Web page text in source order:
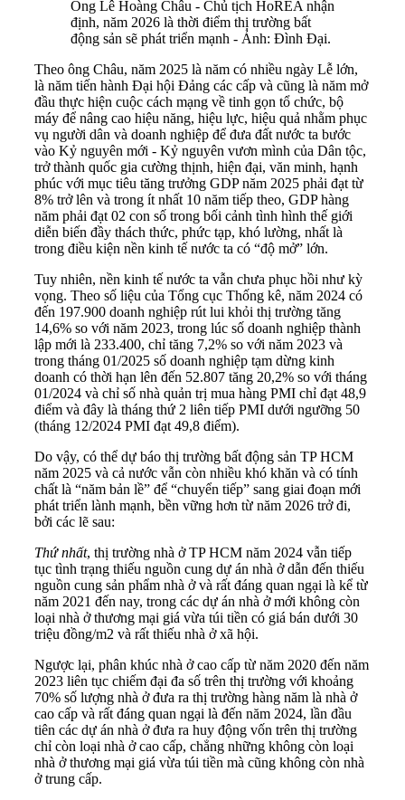
Ông Lê Hoàng Châu - Chủ tịch HoREA nhận
định, năm 2026 là thời điểm thị trường bất
động sản sẽ phát triển mạnh - Ảnh: Đình Đại.
Theo ông Châu, năm 2025 là năm có nhiều ngày Lễ lớn,
là năm tiến hành Đại hội Đảng các cấp và cũng là năm mở
đầu thực hiện cuộc cách mạng về tinh gọn tổ chức, bộ
máy để nâng cao hiệu năng, hiệu lực, hiệu quả nhằm phục
vụ người dân và doanh nghiệp để đưa đất nước ta bước
vào Kỷ nguyên mới - Kỷ nguyên vươn mình của Dân tộc,
trở thành quốc gia cường thịnh, hiện đại, văn minh, hạnh
phúc với mục tiêu tăng trưởng GDP năm 2025 phải đạt từ
8% trở lên và trong ít nhất 10 năm tiếp theo, GDP hàng
năm phải đạt 02 con số trong bối cảnh tình hình thế giới
diễn biến đầy thách thức, phức tạp, khó lường, nhất là
trong điều kiện nền kinh tế nước ta có “độ mở” lớn.
Tuy nhiên, nền kinh tế nước ta vẫn chưa phục hồi như kỳ
vọng. Theo số liệu của Tổng cục Thống kê, năm 2024 có
đến 197.900 doanh nghiệp rút lui khỏi thị trường tăng
14,6% so với năm 2023, trong lúc số doanh nghiệp thành
lập mới là 233.400, chỉ tăng 7,2% so với năm 2023 và
trong tháng 01/2025 số doanh nghiệp tạm dừng kinh
doanh có thời hạn lên đến 52.807 tăng 20,2% so với tháng
01/2024 và chỉ số nhà quản trị mua hàng PMI chỉ đạt 48,9
điểm và đây là tháng thứ 2 liên tiếp PMI dưới ngưỡng 50
(tháng 12/2024 PMI đạt 49,8 điểm).
Do vậy, có thể dự báo thị trường bất động sản TP HCM
năm 2025 và cả nước vẫn còn nhiều khó khăn và có tính
chất là “năm bản lề” để “chuyển tiếp” sang giai đoạn mới
phát triển lành mạnh, bền vững hơn từ năm 2026 trở đi,
bởi các lẽ sau:
Thứ nhất, thị trường nhà ở TP HCM năm 2024 vẫn tiếp
tục tình trạng thiếu nguồn cung dự án nhà ở dẫn đến thiếu
nguồn cung sản phẩm nhà ở và rất đáng quan ngại là kể từ
năm 2021 đến nay, trong các dự án nhà ở mới không còn
loại nhà ở thương mại giá vừa túi tiền có giá bán dưới 30
triệu đồng/m2 và rất thiếu nhà ở xã hội.
Ngược lại, phân khúc nhà ở cao cấp từ năm 2020 đến năm
2023 liên tục chiếm đại đa số trên thị trường với khoảng
70% số lượng nhà ở đưa ra thị trường hàng năm là nhà ở
cao cấp và rất đáng quan ngại là đến năm 2024, lần đầu
tiên các dự án nhà ở đưa ra huy động vốn trên thị trường
chỉ còn loại nhà ở cao cấp, chẳng những không còn loại
nhà ở thương mại giá vừa túi tiền mà cũng không còn nhà
ở trung cấp.